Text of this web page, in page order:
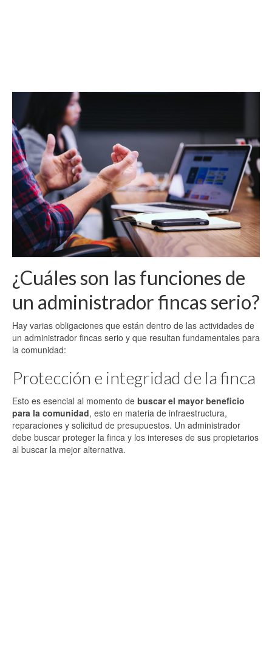
¿Cuáles son las funciones de
un administrador fincas serio?
Hay varias obligaciones que están dentro de las actividades de
un administrador fincas serio y que resultan fundamentales para
la comunidad:
Protección e integridad de la finca
Esto es esencial al momento de buscar el mayor beneficio
para la comunidad, esto en materia de infraestructura,
reparaciones y solicitud de presupuestos. Un administrador
debe buscar proteger la finca y los intereses de sus propietarios
al buscar la mejor alternativa.